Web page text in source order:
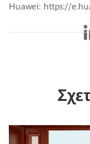
Huawei: https://